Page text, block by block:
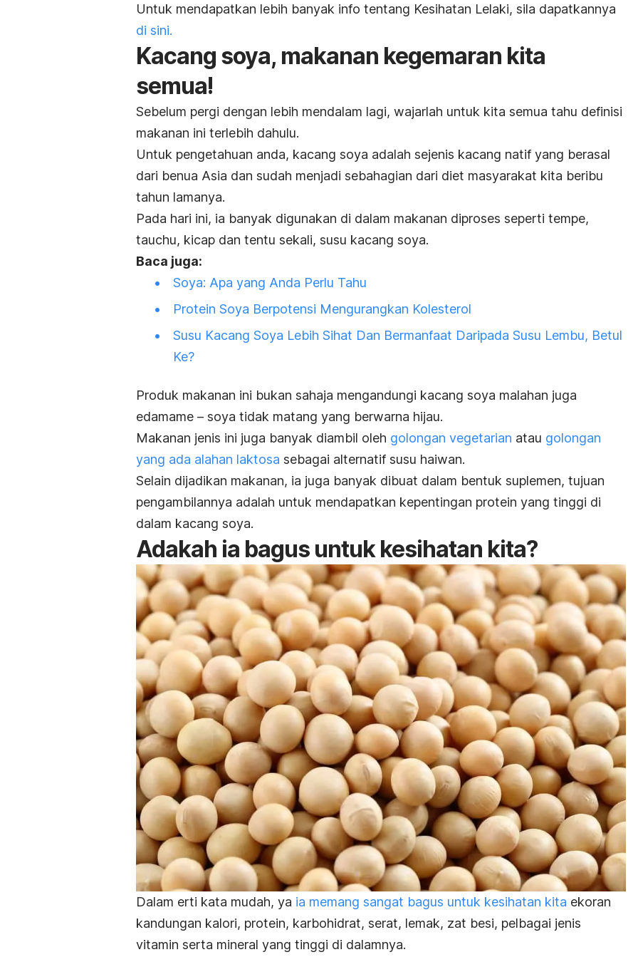
Untuk mendapatkan lebih banyak info tentang Kesihatan Lelaki, sila dapatkannya
di sini.
Kacang soya, makanan kegemaran kita
semua!
Sebelum pergi dengan lebih mendalam lagi, wajarlah untuk kita semua tahu definisi
makanan ini terlebih dahulu.
Untuk pengetahuan anda, kacang soya adalah sejenis kacang natif yang berasal
dari benua Asia dan sudah menjadi sebahagian dari diet masyarakat kita beribu
tahun lamanya.
Pada hari ini, ia banyak digunakan di dalam makanan diproses seperti tempe,
tauchu, kicap dan tentu sekali, susu kacang soya.
Baca juga:
Soya: Apa yang Anda Perlu Tahu
Protein Soya Berpotensi Mengurangkan Kolesterol
Susu Kacang Soya Lebih Sihat Dan Bermanfaat Daripada Susu Lembu, Betul
Ke?
Produk makanan ini bukan sahaja mengandungi kacang soya malahan juga
edamame – soya tidak matang yang berwarna hijau.
Makanan jenis ini juga banyak diambil oleh golongan vegetarian atau golongan
yang ada alahan laktosa sebagai alternatif susu haiwan.
Selain dijadikan makanan, ia juga banyak dibuat dalam bentuk suplemen, tujuan
pengambilannya adalah untuk mendapatkan kepentingan protein yang tinggi di
dalam kacang soya.
Adakah ia bagus untuk kesihatan kita?
Dalam erti kata mudah, ya ia memang sangat bagus untuk kesihatan kita ekoran
kandungan kalori, protein, karbohidrat, serat, lemak, zat besi, pelbagai jenis
vitamin serta mineral yang tinggi di dalamnya.